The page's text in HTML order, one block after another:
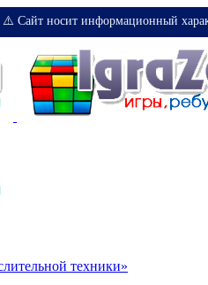
⚠️ Сайт носит информационный
техники»